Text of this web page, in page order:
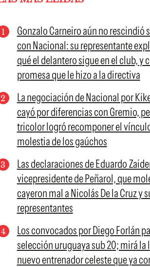
Gonzalo Carneiro aún no rescindió
con Nacional: su representante
qué el delantero sigue en el club, y
promesa que le hizo a la directiva
La negociación de Nacional por
cayó por diferencias con Gremio,
tricolor logró recomponer el
molestia de los gaúchos
Las declaraciones de Eduardo
vicepresidente de Peñarol, que
cayeron mal a Nicolás De la Cruz y
representantes
Los convocados por Diego Forlán
selección uruguaya sub 20; mirá la
nuevo entrenador celeste que ya